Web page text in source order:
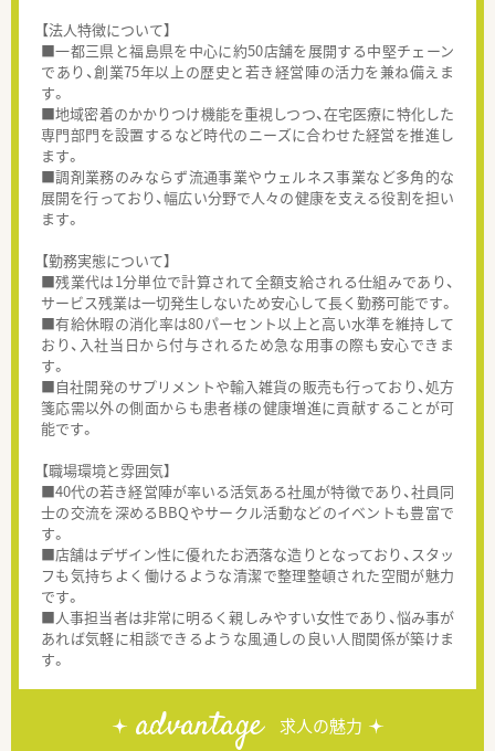
【法人特徴について】
■一都三県と福島県を中心に約50店舗を展開する中堅チェーン
であり、創業75年以上の歴史と若き経営陣の活力を兼ね備えま
す。
■地域密着のかかりつけ機能を重視しつつ、在宅医療に特化した
専門部門を設置するなど時代のニーズに合わせた経営を推進し
ます。
■調剤業務のみならず流通事業やウェルネス事業など多角的な
展開を行っており、幅広い分野で人々の健康を支える役割を担い
ます。
【勤務実態について】
■残業代は1分単位で計算されて全額支給される仕組みであり、
サービス残業は一切発生しないため安心して長く勤務可能です。
■有給休暇の消化率は80パーセント以上と高い水準を維持して
おり、入社当日から付与されるため急な用事の際も安心できま
す。
■自社開発のサプリメントや輸入雑貨の販売も行っており、処方
箋応需以外の側面からも患者様の健康増進に貢献することが可
能です。
【職場環境と雰囲気】
■40代の若き経営陣が率いる活気ある社風が特徴であり、社員同
士の交流を深めるBBQやサークル活動などのイベントも豊富で
す。
■店舗はデザイン性に優れたお洒落な造りとなっており、スタッ
フも気持ちよく働けるような清潔で整理整頓された空間が魅力
です。
■人事担当者は非常に明るく親しみやすい女性であり、悩み事が
あれば気軽に相談できるような風通しの良い人間関係が築けま
す。
advantage 求人の魅力